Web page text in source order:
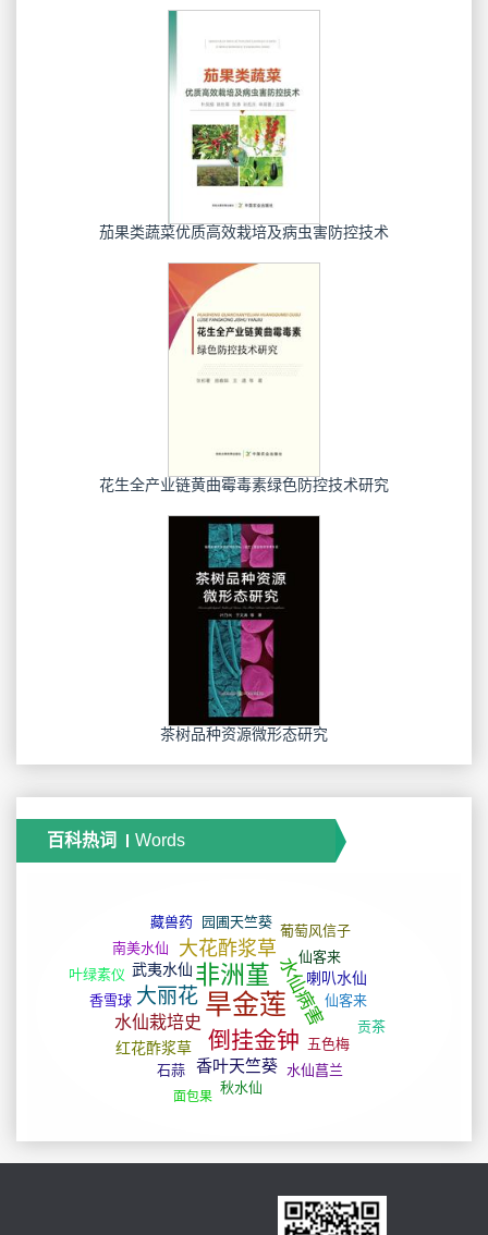
茄果类蔬菜优质高效栽培及病虫害防控技术
花生全产业链黄曲霉毒素绿色防控技术研究
茶树品种资源微形态研究
百科热词 Words